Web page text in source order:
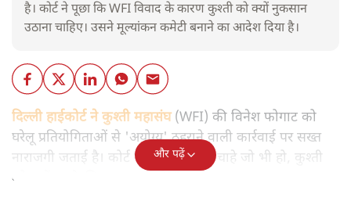
है। कोर्ट ने पूछा कि WFI विवाद के कारण कुश्ती को क्यों नुकसान
उठाना चाहिए। उसने मूल्यांकन कमेटी बनाने का आदेश दिया है।
दिल्ली हाईकोर्ट ने कुश्ती महासंघ(WFI) की विनेश फोगाट को
घरेलू प्रतियोगिताओं से 'अयोग्य' ठहराने वाली कार्रवाई पर सख्त
नाराजगी जताई है। कोर्ट ने कहा, "विवाद चाहे जो भी हो, कुश्ती
को क्यों इसके लिए भुगतना पड़े?"
और पढ़ें